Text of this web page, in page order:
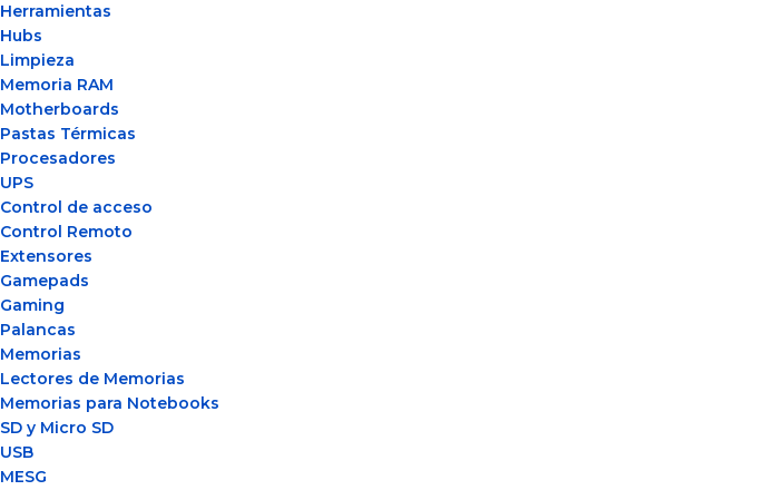
Herramientas
Hubs
Limpieza
Memoria RAM
Motherboards
Pastas Térmicas
Procesadores
UPS
Control de acceso
Control Remoto
Extensores
Gamepads
Gaming
Palancas
Memorias
Lectores de Memorias
Memorias para Notebooks
SD y Micro SD
USB
MESG